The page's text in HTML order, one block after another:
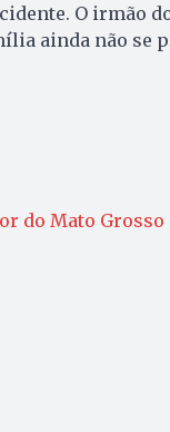
O irmão
ainda não se
do Mato